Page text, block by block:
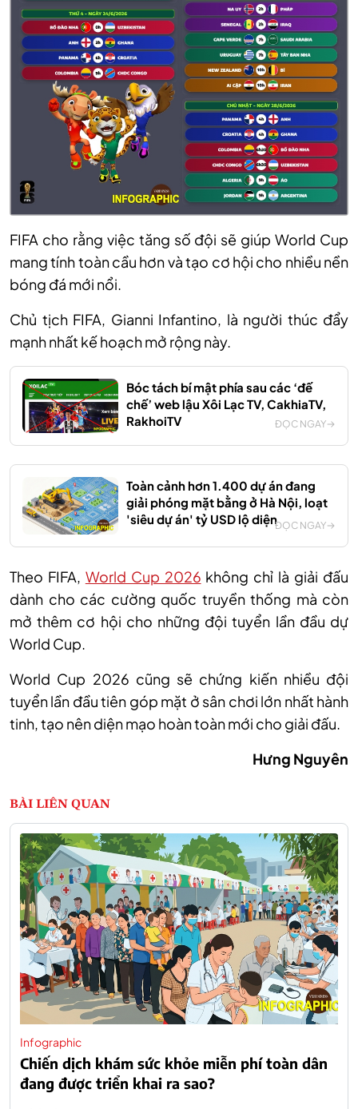
FIFA cho rằng việc tăng số đội sẽ giúp World Cup
mang tính toàn cầu hơn và tạo cơ hội cho nhiều nền
bóng đá mới nổi.
Chủ tịch FIFA, Gianni Infantino, là người thúc đẩy
mạnh nhất kế hoạch mở rộng này.
Bóc tách bí mật phía sau các ‘đế
chế’ web lậu Xôi Lạc TV, CakhiaTV,
RakhoiTV
ĐỌC NGAY
Toàn cảnh hơn 1.400 dự án đang
giải phóng mặt bằng ở Hà Nội, loạt
'siêu dự án' tỷ USD lộ diệnĐỌC NGAY
Theo FIFA, World Cup 2026 không chỉ là giải đấu
dành cho các cường quốc truyền thống mà còn
mở thêm cơ hội cho những đội tuyển lần đầu dự
World Cup.
World Cup 2026 cũng sẽ chứng kiến nhiều đội
tuyển lần đầu tiên góp mặt ở sân chơi lớn nhất hành
tinh, tạo nên diện mạo hoàn toàn mới cho giải đấu.
Hưng Nguyên
BÀI LIÊN QUAN
Infographic
Chiến dịch khám sức khỏe miễn phí toàn dân
đang được triển khai ra sao?